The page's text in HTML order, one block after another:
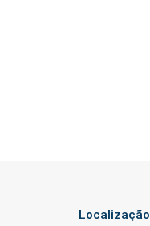
Localização